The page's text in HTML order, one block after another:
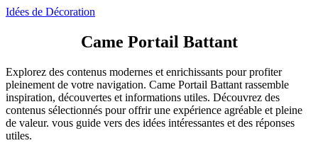
Idées de Décoration
Came Portail Battant
Explorez des contenus modernes et enrichissants pour profiter
pleinement de votre navigation. Came Portail Battant rassemble
inspiration, découvertes et informations utiles. Découvrez des
contenus sélectionnés pour offrir une expérience agréable et pleine
de valeur. vous guide vers des idées intéressantes et des réponses
utiles.